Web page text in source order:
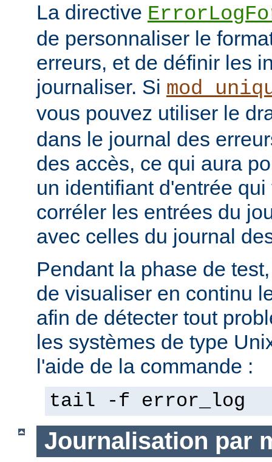
La directive
de personnaliser le
erreurs, et de définir les
journaliser. Si
vous pouvez utiliser le
dans le journal des
des accès, ce qui aura
un identifiant d'entrée
corréler les entrées du
avec celles du journal
Pendant la phase de
de visualiser en continu
afin de détecter tout
les systèmes de type
l'aide de la commande :
tail -f error_log
Journalisation par